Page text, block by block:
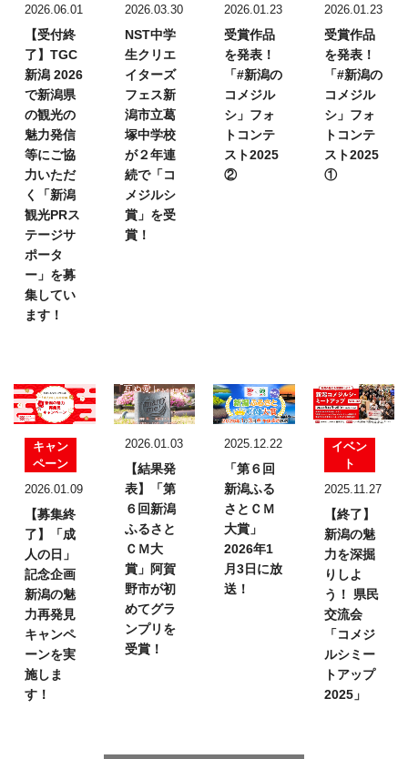
2026.06.01
【受付終
了】TGC
新潟 2026
で新潟県
の観光の
魅力発信
等にご協
力いただ
く「新潟
観光PRス
テージサ
ポータ
ー」を募
集してい
ます！
2026.03.30
NST中学
生クリエ
イターズ
フェス新
潟市立葛
塚中学校
が２年連
続で「コ
メジルシ
賞」を受
賞！
2026.01.23
受賞作品
を発表！
「#新潟の
コメジル
シ」フォ
トコンテ
スト2025
②
2026.01.23
受賞作品
を発表！
「#新潟の
コメジル
シ」フォ
トコンテ
スト2025
①
キャン
ペーン
2026.01.09
【募集終
了】「成
人の日」
記念企画
新潟の魅
力再発見
キャンペ
ーンを実
施しま
す！
2026.01.03
【結果発
表】
「第
６回新潟
ふるさと
ＣＭ大
賞」 阿賀
野市が初
めてグラ
ンプリを
受賞！
2025.12.22
「第６回
新潟ふる
さとＣＭ
大賞」
2026年1
月3日に放
送！
イベン
ト
2025.11.27
【終了】
新潟の魅
力を深掘
りしよ
う！ 県民
交流会
「コメジ
ルシミー
トアップ
2025」